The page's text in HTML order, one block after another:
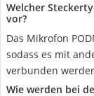
Welcher
vor?
Das Mikrofon
sodass es mit
verbunden
Wie werden bei